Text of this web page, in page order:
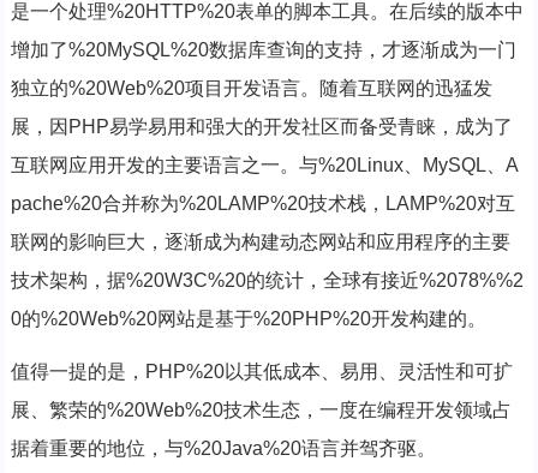
是一个处理%20HTTP%20表单的脚本工具。在后续的版本中
增加了%20MySQL%20数据库查询的支持，才逐渐成为一门
独立的%20Web%20项目开发语言。随着互联网的迅猛发
展，因PHP易学易用和强大的开发社区而备受青睐，成为了
互联网应用开发的主要语言之一。与%20Linux、MySQL、A
pache%20合并称为%20LAMP%20技术栈，LAMP%20对互
联网的影响巨大，逐渐成为构建动态网站和应用程序的主要
技术架构，据%20W3C%20的统计，全球有接近%2078%%2
0的%20Web%20网站是基于%20PHP%20开发构建的。
值得一提的是，PHP%20以其低成本、易用、灵活性和可扩
展、繁荣的%20Web%20技术生态，一度在编程开发领域占
据着重要的地位，与%20Java%20语言并驾齐驱。